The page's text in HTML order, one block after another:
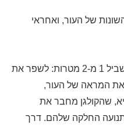
של העור, ואחראי
רוב האנשים משתמשים בקולגן בשביל 1 מ-2 מטרות: לשפר את
המראה של העור,
שהקולגן מחבר את
החלקה שלהם. דרך